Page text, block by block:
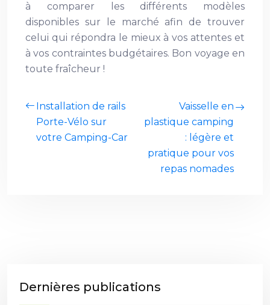
à comparer les différents modèles
disponibles sur le marché afin de trouver
celui qui répondra le mieux à vos attentes et
à vos contraintes budgétaires. Bon voyage en
toute fraîcheur !
Installation de rails
Porte-Vélo sur
votre Camping-Car
Vaisselle en
plastique camping
: légère et
pratique pour vos
repas nomades
Dernières publications